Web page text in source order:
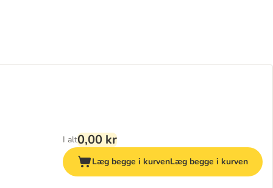
I alt0,00 kr
Læg begge i kurvenLæg begge i kurven